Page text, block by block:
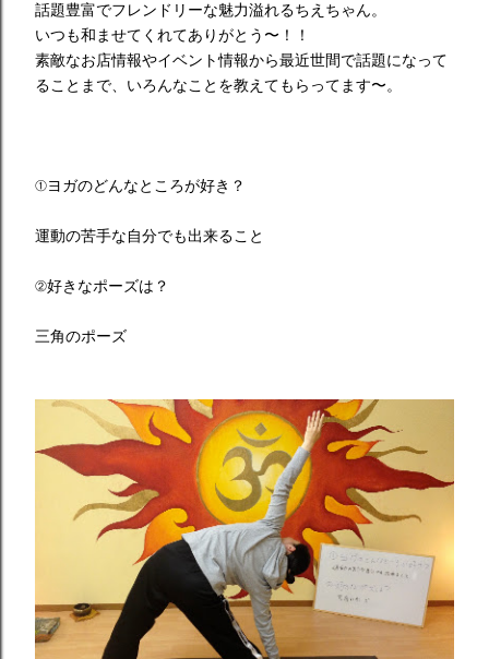
話題豊富でフレンドリーな魅力溢れるちえちゃん。
いつも和ませてくれてありがとう〜！！
素敵なお店情報やイベント情報から最近世間で話題になって
ることまで、いろんなことを教えてもらってます〜。
①ヨガのどんなところが好き？
運動の苦手な自分でも出来ること
②好きなポーズは？
三角のポーズ